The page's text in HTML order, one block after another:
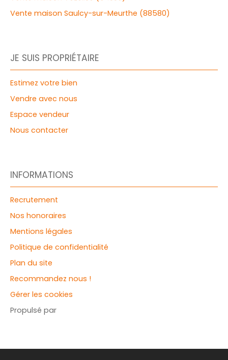
Vente maison Saulcy-sur-Meurthe (88580)
JE SUIS PROPRIÉTAIRE
Estimez votre bien
Vendre avec nous
Espace vendeur
Nous contacter
INFORMATIONS
Recrutement
Nos honoraires
Mentions légales
Politique de confidentialité
Plan du site
Recommandez nous !
Gérer les cookies
Propulsé par